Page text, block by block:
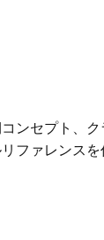
ンセプト、
ファレンスを